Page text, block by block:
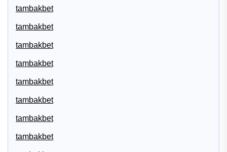
tambakbet
tambakbet
tambakbet
tambakbet
tambakbet
tambakbet
tambakbet
tambakbet